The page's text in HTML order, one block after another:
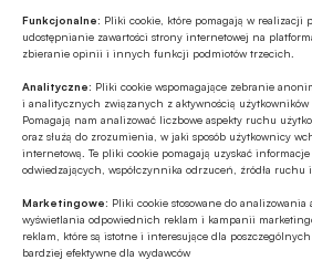
Funkcjonalne: Pliki cookie, które pomagają w
udostępnianie zawartości strony internetowej na
zbieranie opinii i innych funkcji podmiotów trzecich.
Analityczne: Pliki cookie wspomagające zebranie
i analitycznych związanych z aktywnością użytkowników
Pomagają nam analizować liczbowe aspekty ruchu
oraz służą do zrozumienia, w jaki sposób użytkownicy
internetową. Te pliki cookie pomagają uzyskać
odwiedzających, współczynnika odrzuceń, źródła ruchu
Marketingowe: Pliki cookie stosowane do analizowania
wyświetlania odpowiednich reklam i kampanii
reklam, które są istotne i interesujące dla
bardziej efektywne dla wydawców
polityce dual use
GOSPODARKA
W lipcu ’26
Polsce
GOSPODARKA
Efekt domina w
szykują podwyżki,